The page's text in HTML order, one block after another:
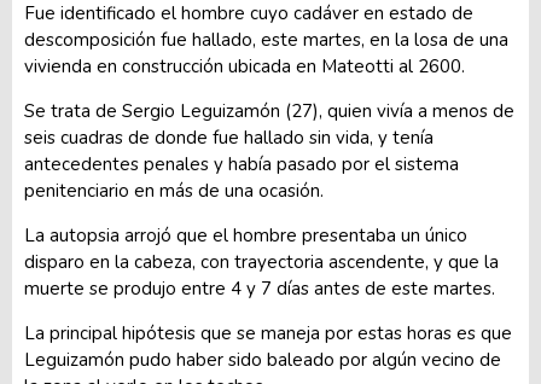
Fue identificado el hombre cuyo cadáver en estado de
descomposición fue hallado, este martes, en la losa de una
vivienda en construcción ubicada en Mateotti al 2600.
Se trata de Sergio Leguizamón (27), quien vivía a menos de
seis cuadras de donde fue hallado sin vida, y tenía
antecedentes penales y había pasado por el sistema
penitenciario en más de una ocasión.
La autopsia arrojó que el hombre presentaba un único
disparo en la cabeza, con trayectoria ascendente, y que la
muerte se produjo entre 4 y 7 días antes de este martes.
La principal hipótesis que se maneja por estas horas es que
Leguizamón pudo haber sido baleado por algún vecino de